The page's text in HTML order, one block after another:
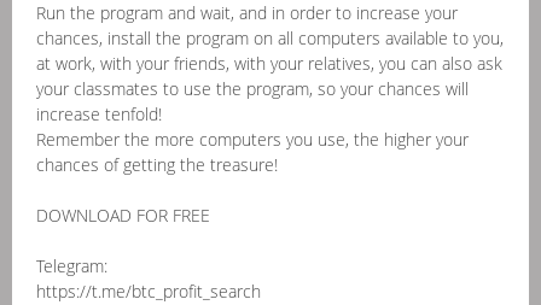
Run the program and wait, and in order to increase your
chances, install the program on all computers available to you,
at work, with your friends, with your relatives, you can also ask
your classmates to use the program, so your chances will
increase tenfold!
Remember the more computers you use, the higher your
chances of getting the treasure!
DOWNLOAD FOR FREE
Telegram:
https://t.me/btc_profit_search